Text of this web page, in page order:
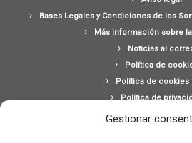
Gestionar
Bases Legales y Condiciones de los
Más información sobre
Noticias al
Política de
Política de cookies
Política de
Ponte en contacto con